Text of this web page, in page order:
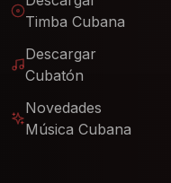
Timba Cubana
Descargar
Cubatón
Novedades
Música Cubana